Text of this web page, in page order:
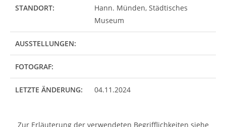
STANDORT:
Hann. Münden, Städtisches
Museum
AUSSTELLUNGEN:
FOTOGRAF:
LETZTE ÄNDERUNG: 04.11.2024
Zur Erläuterung der verwendeten Begrifflichkeiten siehe